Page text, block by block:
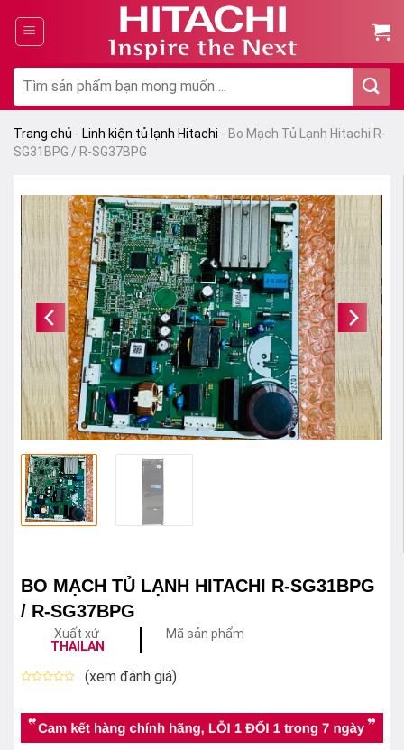
dung
Tìm
Trang chủ - Linh kiện tủ lạnh Hitachi - Bo Mạch Tủ Lạnh Hitachi R-
SG31BPG / R-SG37BPG
BO MẠCH TỦ LẠNH HITACHI R-SG31BPG
/ R-SG37BPG
Xuất xứ
THAILAN
Mã sản phẩm
hạng
(xem đánh giá)